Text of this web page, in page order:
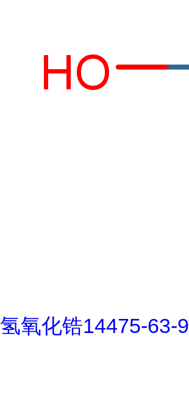
氢氧化锆14475-63-9